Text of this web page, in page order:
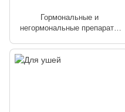
Гормональные и
негормональные препараты